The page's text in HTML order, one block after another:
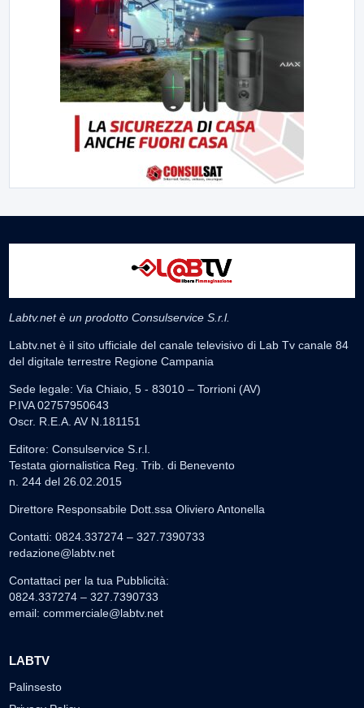
Labtv.net è un prodotto Consulservice S.r.l.
Labtv.net è il sito ufficiale del canale televisivo di Lab Tv canale 84
del digitale terrestre Regione Campania
Sede legale: Via Chiaio, 5 - 83010 – Torrioni (AV)
P.IVA 02757950643
Oscr. R.E.A. AV N.181151
Editore: Consulservice S.r.l.
Testata giornalistica Reg. Trib. di Benevento
n. 244 del 26.02.2015
Direttore Responsabile Dott.ssa Oliviero Antonella
Contatti: 0824.337274 – 327.7390733
redazione@labtv.net
Contattaci per la tua Pubblicità:
0824.337274 – 327.7390733
email: commerciale@labtv.net
LABTV
Palinsesto